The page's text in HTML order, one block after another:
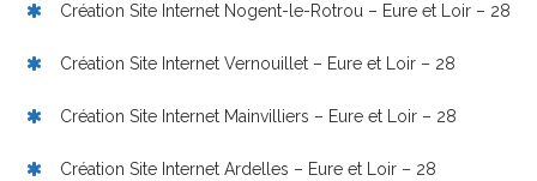
Création Site Internet Nogent-le-Rotrou – Eure et Loir – 28
Création Site Internet Vernouillet – Eure et Loir – 28
Création Site Internet Mainvilliers – Eure et Loir – 28
Création Site Internet Ardelles – Eure et Loir – 28